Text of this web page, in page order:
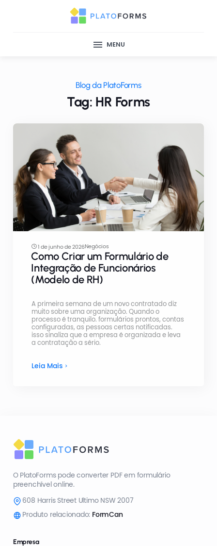
MENU
Blog da PlatoForms
Tag: HR Forms
1 de junho de 2026Negócios
Como Criar um Formulário de
Integração de Funcionários
(Modelo de RH)
A primeira semana de um novo contratado diz
muito sobre uma organização. Quando o
processo é tranquilo. formulários prontos, contas
configuradas, as pessoas certas notificadas.
isso sinaliza que a empresa é organizada e leva
a contratação a sério.
Leia Mais
O PlatoForms pode converter PDF em formulário
preenchível online.
608 Harris Street Ultimo NSW 2007
Produto relacionado: FormCan
Empresa